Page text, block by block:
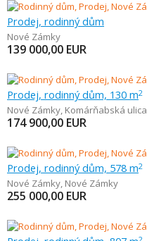
Prodej, rodinný dům
Nové Zámky
139 000,00 EUR
Prodej, rodinný dům, 130 m2
Nové Zámky, Komárňabská ulica
174 900,00 EUR
Prodej, rodinný dům, 578 m2
Nové Zámky, Nové Zámky
255 000,00 EUR